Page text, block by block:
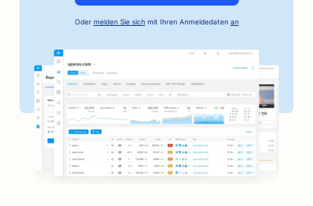
SEO für Autowerkstätten
SEO für Kautionsdienste
SEO für Banken
SEO für Bäckereien
SEO für Friseurläden
SEO für BBQ-Joints
Oder melden Sie sichmit Ihren Anmeldedaten an